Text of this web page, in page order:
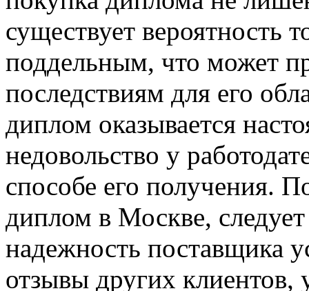
существует вероятность
поддельным, что может
последствиям для его
диплом оказывается
недовольство у
способе его получения.
диплом в Москве,
надежность поставщика
отзывы других клиентов,